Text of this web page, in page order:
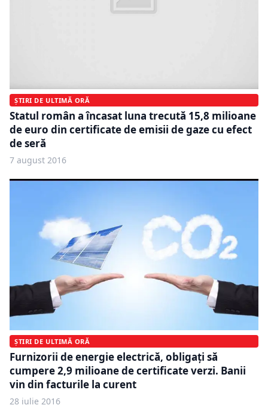
ȘTIRI DE ULTIMĂ ORĂ
Statul român a încasat luna trecută 15,8 milioane
de euro din certificate de emisii de gaze cu efect
de seră
7 august 2016
ȘTIRI DE ULTIMĂ ORĂ
Furnizorii de energie electrică, obligaţi să
cumpere 2,9 milioane de certificate verzi. Banii
vin din facturile la curent
28 iulie 2016